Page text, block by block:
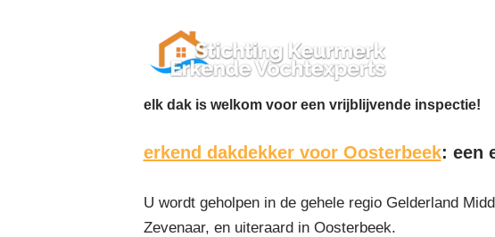
elk dak is welkom voor een vrijblijvende inspectie!
erkend dakdekker voor Oosterbeek: een
U wordt geholpen in de gehele regio Gelderland
Zevenaar, en uiteraard in Oosterbeek.